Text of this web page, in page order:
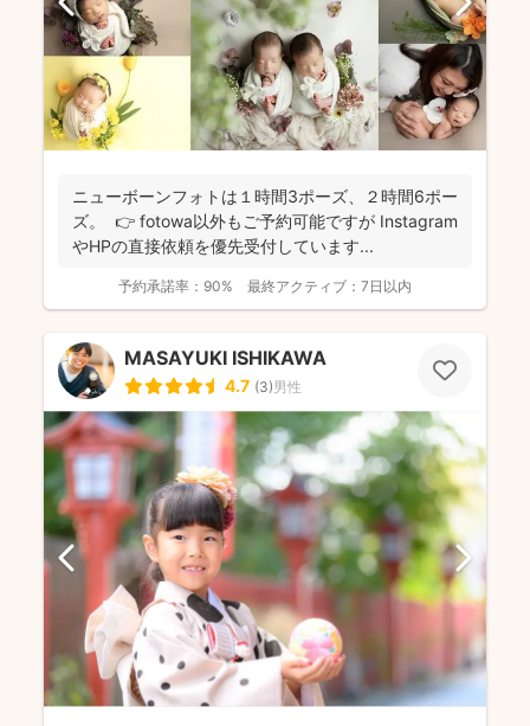
ニューボーンフォトは１時間3ポーズ、２時間6ポー
ズ。 👉 fotowa以外もご予約可能ですが Instagram
やHPの直接依頼を優先受付しています...
予約承諾率： 90% 最終アクティブ： 7日以内
MASAYUKI ISHIKAWA
4.7 (3)男性